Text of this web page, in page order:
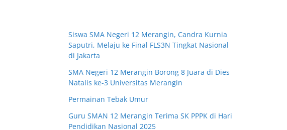
Siswa SMA Negeri 12 Merangin, Candra Kurnia
Saputri, Melaju ke Final FLS3N Tingkat Nasional
di Jakarta
SMA Negeri 12 Merangin Borong 8 Juara di Dies
Natalis ke-3 Universitas Merangin
Permainan Tebak Umur
Guru SMAN 12 Merangin Terima SK PPPK di Hari
Pendidikan Nasional 2025